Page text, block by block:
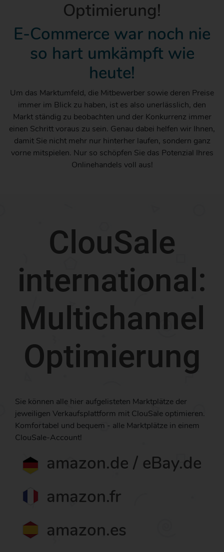
Optimierung!
E-Commerce war noch nie
so hart umkämpft wie
heute!
Um das Marktumfeld, die Mitbewerber sowie deren Preise
immer im Blick zu haben, ist es also unerlässlich, den
Markt ständig zu beobachten und der Konkurrenz immer
einen Schritt voraus zu sein. Genau dabei helfen wir Ihnen,
damit Sie nicht mehr nur hinterher laufen, sondern ganz
vorne mitspielen. Nur so schöpfen Sie das Potenzial Ihres
Onlinehandels voll aus!
ClouSale
international:
Multichannel
Optimierung
Sie können alle hier aufgelisteten Marktplätze der
jeweiligen Verkaufsplattform mit ClouSale optimieren.
Komfortabel und bequem - alle Marktplätze in einem
ClouSale-Account!
amazon.de / eBay.de
amazon.fr
amazon.es